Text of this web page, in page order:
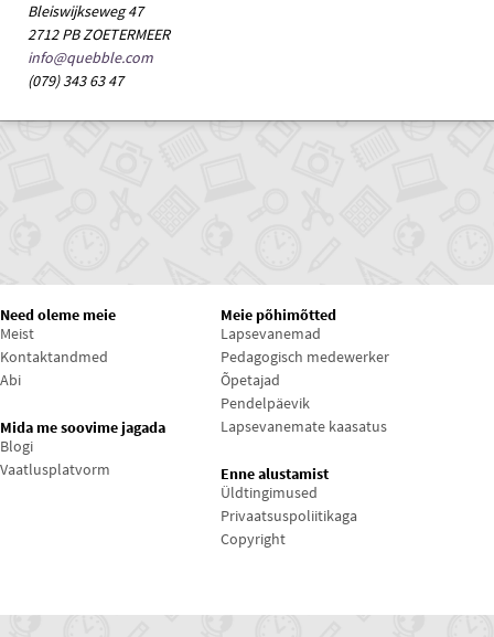
Bleiswijkseweg 47
2712 PB ZOETERMEER
info@quebble.com
(079) 343 63 47
Need oleme meie
Meist
Kontaktandmed
Abi
Mida me soovime jagada
Blogi
Vaatlusplatvorm
Meie põhimõtted
Lapsevanemad
Pedagogisch medewerker
Õpetajad
Pendelpäevik
Lapsevanemate kaasatus
Enne alustamist
Üldtingimused
Privaatsuspoliitikaga
Copyright